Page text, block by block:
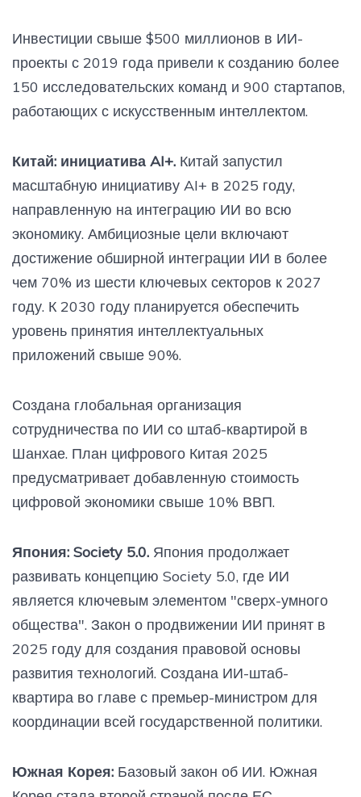
Инвестиции свыше $500 миллионов в ИИ-
проекты с 2019 года привели к созданию более
150 исследовательских команд и 900 стартапов,
работающих с искусственным интеллектом.
Китай: инициатива AI+. Китай запустил
масштабную инициативу AI+ в 2025 году,
направленную на интеграцию ИИ во всю
экономику. Амбициозные цели включают
достижение обширной интеграции ИИ в более
чем 70% из шести ключевых секторов к 2027
году. К 2030 году планируется обеспечить
уровень принятия интеллектуальных
приложений свыше 90%.
Создана глобальная организация
сотрудничества по ИИ со штаб-квартирой в
Шанхае. План цифрового Китая 2025
предусматривает добавленную стоимость
цифровой экономики свыше 10% ВВП.
Япония: Society 5.0. Япония продолжает
развивать концепцию Society 5.0, где ИИ
является ключевым элементом "сверх-умного
общества". Закон о продвижении ИИ принят в
2025 году для создания правовой основы
развития технологий. Создана ИИ-штаб-
квартира во главе с премьер-министром для
координации всей государственной политики.
Южная Корея: Базовый закон об ИИ. Южная